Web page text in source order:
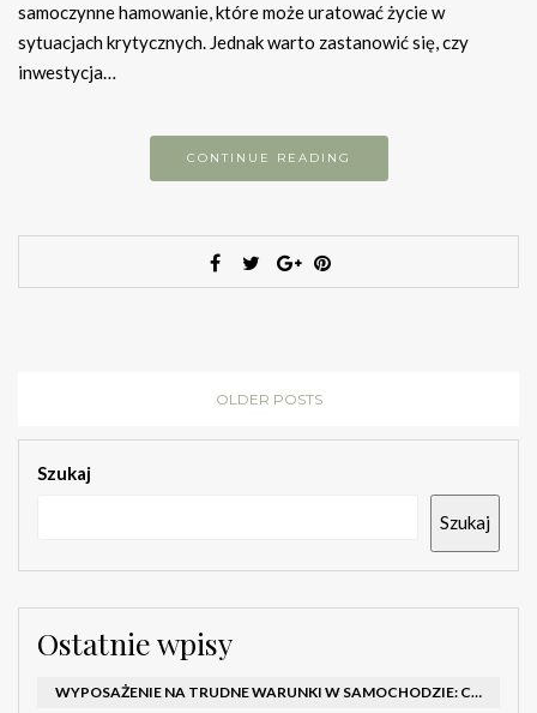
samoczynne hamowanie, które może uratować życie w
sytuacjach krytycznych. Jednak warto zastanowić się, czy
inwestycja…
CONTINUE READING
OLDER POSTS
Szukaj
Szukaj
Ostatnie wpisy
WYPOSAŻENIE NA TRUDNE WARUNKI W SAMOCHODZIE: CO MIEĆ ZIMĄ, W TRASIE I NA WYPADEK AWARII